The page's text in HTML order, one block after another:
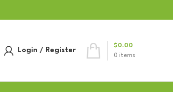
Login / Register
0 items
$0.00